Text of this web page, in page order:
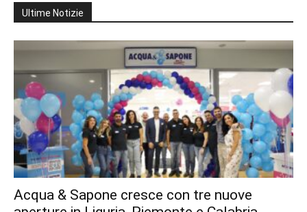
Ultime Notizie
Acqua & Sapone cresce con tre nuove